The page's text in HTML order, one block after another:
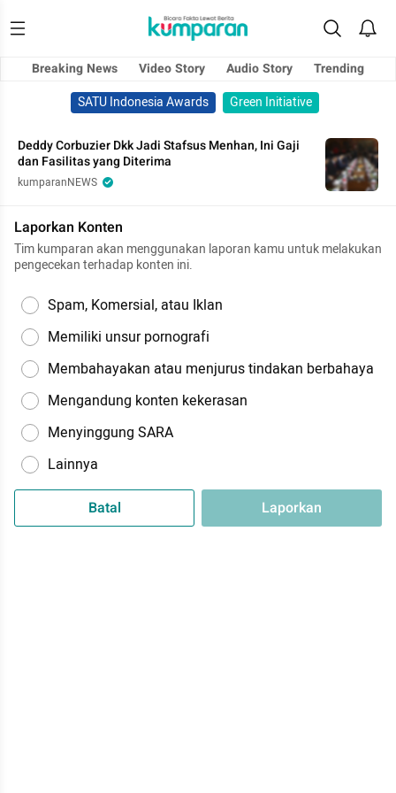
Breaking News Video Story Audio Story
Trending
SATU Indonesia Awards
Green Initiative
Deddy Corbuzier Dkk Jadi Stafsus Menhan, Ini Gaji
dan Fasilitas yang Diterima
kumparanNEWS
Laporkan Konten
Tim kumparan akan menggunakan laporan kamu untuk melakukan
pengecekan terhadap konten ini.
Spam, Komersial, atau Iklan
Memiliki unsur pornografi
Membahayakan atau menjurus tindakan berbahaya
Mengandung konten kekerasan
Menyinggung SARA
Lainnya
Batal Laporkan